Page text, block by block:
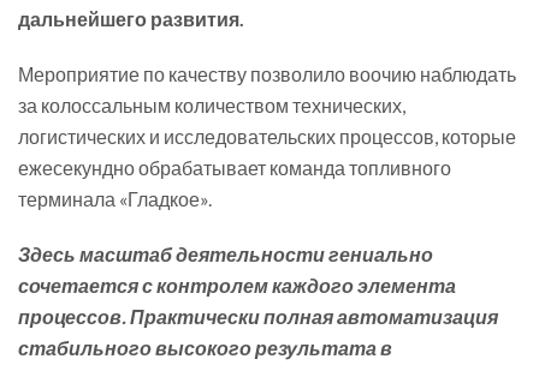
дальнейшего развития.
Мероприятие по качеству позволило воочию наблюдать
за колоссальным количеством технических,
логистических и исследовательских процессов, которые
ежесекундно обрабатывает команда топливного
терминала «Гладкое».
Здесь масштаб деятельности гениально
сочетается с контролем каждого элемента
процессов. Практически полная автоматизация
стабильного высокого результата в